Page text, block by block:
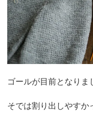
ゴールが目前となりま
そでは割り出しやす